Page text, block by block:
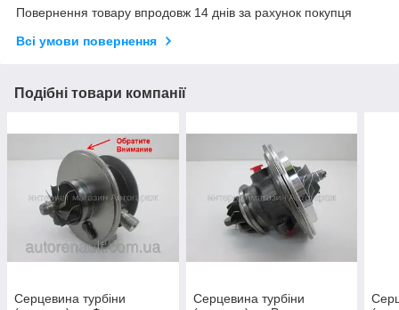
Повернення товару впродовж 14 днів за рахунок покупця
Всі умови повернення
Подібні товари компанії
Серцевина турбіни
Серцевина турбіни